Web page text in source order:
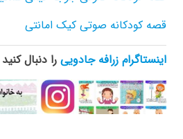
قصه کودکانه صوتی کیک امانتی
اینستاگرام زرافه جادویی را دنبال کنید